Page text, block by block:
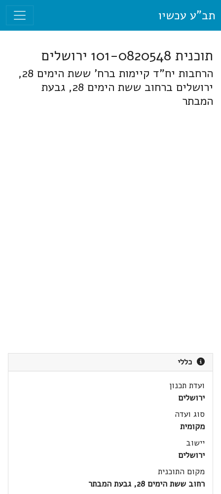
תב"ע עכשיו
תוכנית 101-0820548 ירושלים
הרחבות יח"ד קיימות ברח' ששת הימים 28,
ירושלים ברחוב ששת הימים 28, גבעת
המבתר
כללי
ועדת תכנון
ירושלים
סוג ועדה
מקומית
יישוב
ירושלים
מקום התוכנית
רחוב ששת הימים 28, גבעת המבתר